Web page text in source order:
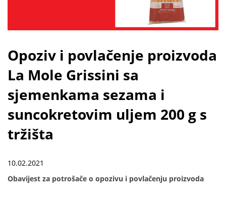
Opoziv i povlačenje proizvoda
La Mole Grissini sa
sjemenkama sezama i
suncokretovim uljem 200 g s
tržišta
10.02.2021
Obavijest za potrošače o opozivu i povlačenju proizvoda